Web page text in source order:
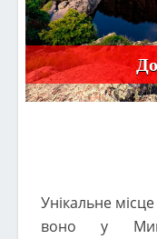
Унікальне
воно у